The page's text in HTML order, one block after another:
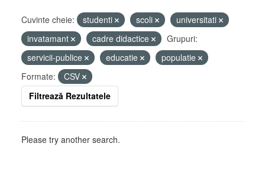
Cuvinte cheie: studenti scoli
universitati
invatamant
cadre didactice
Grupuri:
servicii-publice
educatie
populatie
Formate:
CSV
Filtrează Rezultatele
Please try another search.